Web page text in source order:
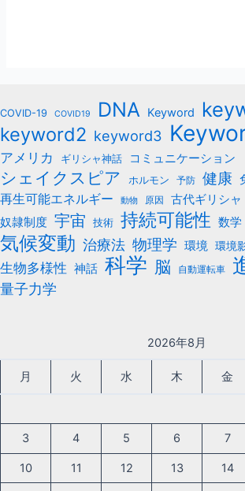
COVID-19 COVID19 DNA Keyword
keyword2 keyword3
アメリカ ギリシャ神話 コミュニケーション
シェイクスピア ホルモン 予防 健康
再生可能エネルギー
動物 原因 古代ギリシャ
奴隷制度 宇宙 技術 持続可能性 数学
気候変動 治療法 物理学 環境 環境
生物多様性 神話 科学 脳 自動運転車
量子力学
2026年8月
月 火 水 木 金
3 4 5 6 7
10 11 12 13 14